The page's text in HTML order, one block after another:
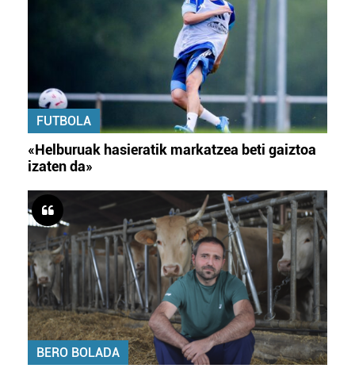
FUTBOLA
«Helburuak hasieratik markatzea beti gaiztoa
izaten da»
BERO BOLADA